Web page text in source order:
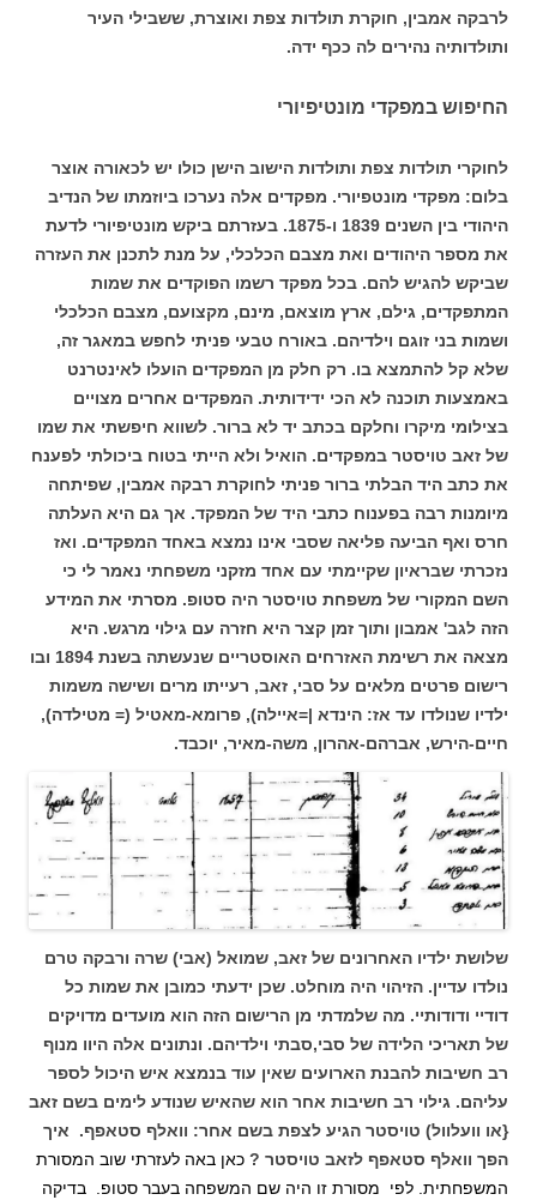
לרבקה אמבין, חוקרת תולדות צפת ואוצרת, ששבילי העיר
ותולדותיה נהירים לה ככף ידה.
החיפוש במפקדי מונטיפיורי
לחוקרי תולדות צפת ותולדות הישוב הישן כולו יש לכאורה אוצר
בלום: מפקדי מונטפיורי. מפקדים אלה נערכו ביוזמתו של הנדיב
היהודי בין השנים 1839 ו-1875. בעזרתם ביקש מונטיפיורי לדעת
את מספר היהודים ואת מצבם הכלכלי, על מנת לתכנן את העזרה
שביקש להגיש להם. בכל מפקד רשמו הפוקדים את שמות
המתפקדים, גילם, ארץ מוצאם, מינם, מקצועם, מצבם הכלכלי
ושמות בני זוגם וילדיהם. באורח טבעי פניתי לחפש במאגר זה,
שלא קל להתמצא בו. רק חלק מן המפקדים הועלו לאינטרנט
באמצעות תוכנה לא הכי ידידותית. המפקדים אחרים מצויים
בצילומי מיקרו וחלקם בכתב יד לא ברור. לשווא חיפשתי את שמו
של זאב טויסטר במפקדים. הואיל ולא הייתי בטוח ביכולתי לפענח
את כתב היד הבלתי ברור פניתי לחוקרת רבקה אמבין, שפיתחה
מיומנות רבה בפענוח כתבי היד של המפקד. אך גם היא העלתה
חרס ואף הביעה פליאה שסבי אינו נמצא באחד המפקדים. ואז
נזכרתי שבראיון שקיימתי עם אחד מזקני משפחתי נאמר לי כי
השם המקורי של משפחת טויסטר היה סטופ. מסרתי את המידע
הזה לגב' אמבון ותוך זמן קצר היא חזרה עם גילוי מרגש. היא
מצאה את רשימת האזרחים האוסטריים שנעשתה בשנת 1894 ובו
רישום פרטים מלאים על סבי, זאב, רעייתו מרים ושישה משמות
ילדיו שנולדו עד אז: הינדא |=איילה), פרומא-מאטיל (= מטילדה),
חיים-הירש, אברהם-אהרון, משה-מאיר, יוכבד.
שלושת ילדיו האחרונים של זאב, שמואל (אבי) שרה ורבקה טרם
נולדו עדיין. הזיהוי היה מוחלט. שכן ידעתי כמובן את שמות כל
דודיי ודודותיי. מה שלמדתי מן הרישום הזה הוא מועדים מדויקים
של תאריכי הלידה של סבי,סבתי וילדיהם. ונתונים אלה היוו מנוף
רב חשיבות להבנת הארועים שאין עוד בנמצא איש היכול לספר
עליהם. גילוי רב חשיבות אחר הוא שהאיש שנודע לימים בשם זאב
{או וועלוול) טויסטר הגיע לצפת בשם אחר: וואלף סטאפף.
איך
הפך וואלף סטאפף לזאב טויסטר ? כאן באה לעזרתי שוב המסורת
המשפחתית. לפי מסורת זו היה שם המשפחה בעבר סטופ. בדיקה